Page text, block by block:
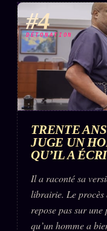
#4
DÉTONATION
TRENTE
JUGE UN
QU’IL A
Il a raconté sa
librairie. Le procès
repose pas sur une
qu’un homme a